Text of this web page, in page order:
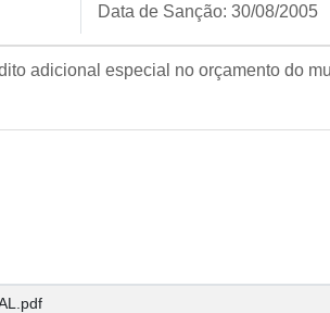
Data de Sanção: 30/08/2005
adicional especial no orçamento do